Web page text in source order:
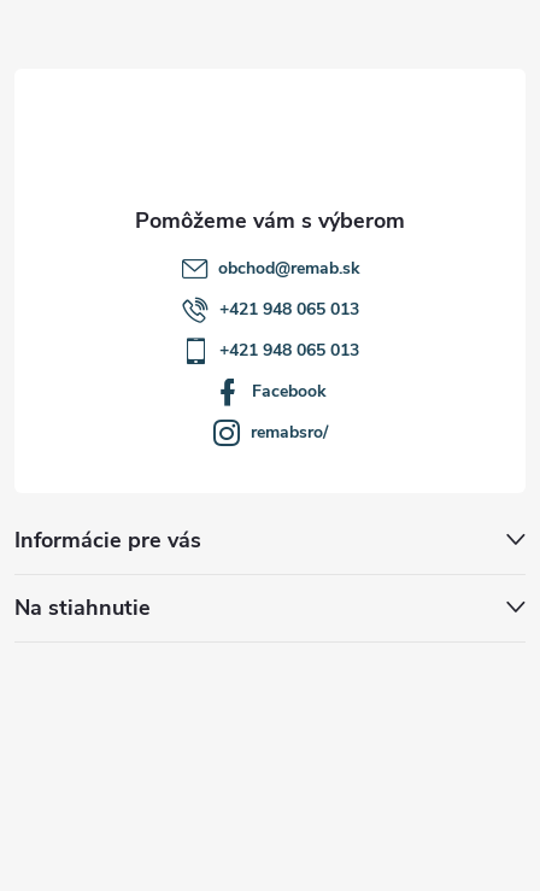
Informácie pre vás
Na stiahnutie
obchod@remab.sk
+421 948 065 013
+421 948 065 013
Facebook
remabsro/